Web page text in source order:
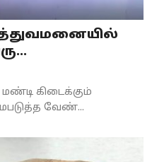
கிடைக்கும்
வேண்...